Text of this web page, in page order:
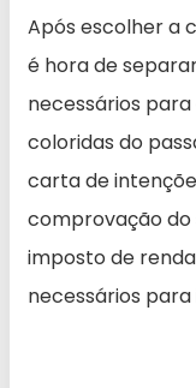
Após escolher a
é hora de
necessários
coloridas do
carta de
comprovação
imposto de
necessários para